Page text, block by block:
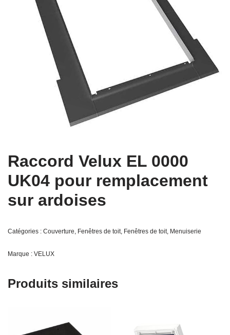
Raccord Velux EL 0000
UK04 pour remplacement
sur ardoises
Catégories : Couverture, Fenêtres de toit, Fenêtres de toit, Menuiserie
Marque : VELUX
Produits similaires